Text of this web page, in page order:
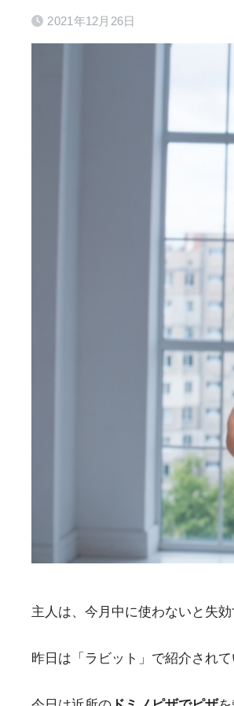
2021年12月26日
主人は、今月中に使わないと失
昨日は「ラビット」で紹介されて